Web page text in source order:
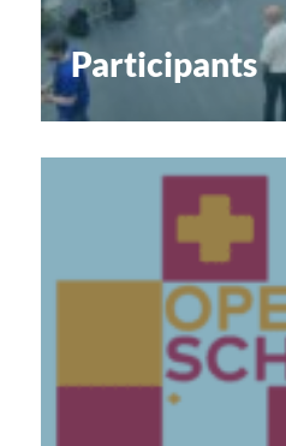
Participants